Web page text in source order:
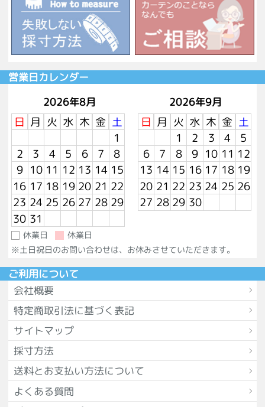
営業日カレンダー
2026年8月
日 月 火 水 木 金 土
1
2
3 4 5 6 7
8
9 10 11 12 13 14 15
16 17 18 19 20 21 22
23 24 25 26 27 28 29
30 31
2026年9月
日 月 火 水 木 金 土
1
2 3 4
5
6
7 8 9 10 11 12
13 14 15 16 17 18 19
20 21 22 23 24 25 26
27 28 29 30
休業日
休業日
※土日祝日のお問い合わせは、お休みさせていただきます。
ご利用について
会社概要
特定商取引法に基づく表記
サイトマップ
採寸方法
送料とお支払い方法について
よくある質問